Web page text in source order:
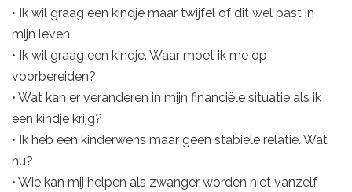
• Ik wil graag een kindje maar twijfel of dit wel past in
mijn leven.
• Ik wil graag een kindje. Waar moet ik me op
voorbereiden?
• Wat kan er veranderen in mijn financiële situatie als ik
een kindje krijg?
• Ik heb een kinderwens maar geen stabiele relatie. Wat
nu?
• Wie kan mij helpen als zwanger worden niet vanzelf